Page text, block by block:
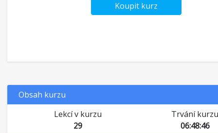
Koupit kurz
Obsah kurzu
Lekcí v kurzu
29
Trvání kurzu
06:48:46